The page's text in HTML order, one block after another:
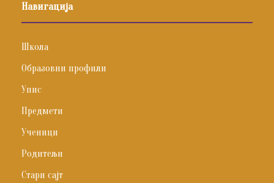
Навигација
Школа
Образовни профили
Упис
Предмети
Ученици
Родитељи
Стари сајт